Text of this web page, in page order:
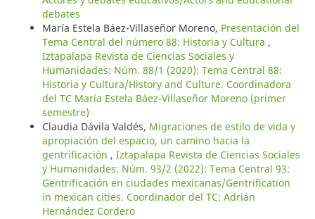
debates
María Estela Báez-Villaseñor Moreno, Presentación del
Tema Central del número 88: Historia y Cultura ,
Iztapalapa Revista de Ciencias Sociales y
Humanidades: Núm. 88/1 (2020): Tema Central 88:
Historia y Cultura/History and Culture. Coordinadora
del TC María Estela Báez-Villaseñor Moreno (primer
semestre)
Claudia Dávila Valdés, Migraciones de estilo de vida y
apropiación del espacio, un camino hacia la
gentrificación , Iztapalapa Revista de Ciencias Sociales
y Humanidades: Núm. 93/2 (2022): Tema Central 93:
Gentrificación en ciudades mexicanas/Gentrification
in mexican cities. Coordinador del TC: Adrián
Hernández Cordero